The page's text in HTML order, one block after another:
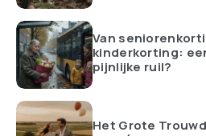
Van
kinderkorting:
pijnlijke ruil?
Het Grote